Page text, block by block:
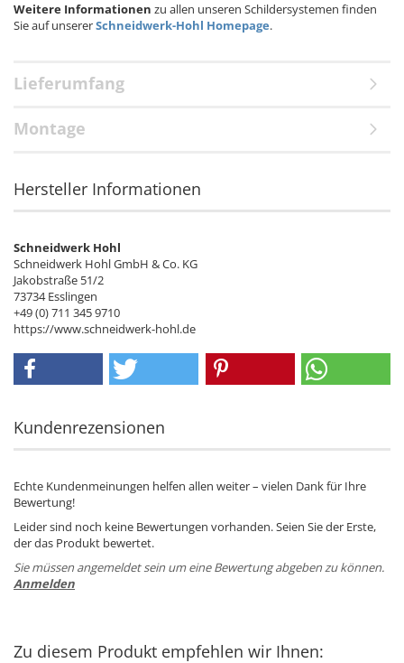
Weitere Informationen zu allen unseren Schildersystemen finden
Sie auf unsererSchneidwerk-Hohl Homepage.
Lieferumfang
Montage
Hersteller Informationen
Schneidwerk Hohl
Schneidwerk Hohl GmbH & Co. KG
Jakobstraße 51/2
73734 Esslingen
+49 (0) 711 345 9710
https://www.schneidwerk-hohl.de
Kundenrezensionen
Echte Kundenmeinungen helfen allen weiter – vielen Dank für Ihre
Bewertung!
Leider sind noch keine Bewertungen vorhanden. Seien Sie der Erste,
der das Produkt bewertet.
Sie müssen angemeldet sein um eine Bewertung abgeben zu können.
Anmelden
Zu diesem Produkt empfehlen wir Ihnen: